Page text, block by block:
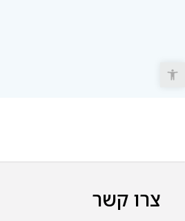
פתח סרגל נגישות
צרו קשר